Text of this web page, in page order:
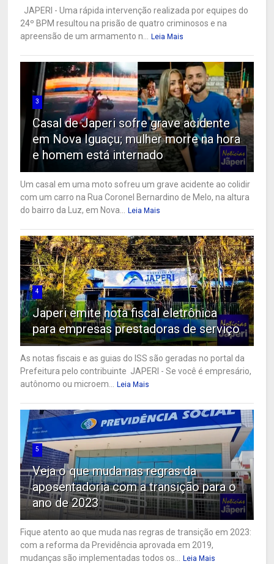
JAPERI - Uma rápida intervenção realizada por equipes do
24º BPM resultou na prisão de quatro criminosos e na
apreensão de um armamento n...
Leia Mais
3
Casal de Japeri sofre grave acidente
em Nova Iguaçu; mulher morre na hora
e homem está internado
Um casal em uma moto sofreu um grave acidente ao colidir
com um carro na Rua Coronel Bernardino de Melo, na altura
do bairro da Luz, em Nova...
Leia Mais
4
Japeri emite nota fiscal eletrônica
para empresas prestadoras de serviço
As notas fiscais e as guias do ISS são geradas no portal da
Prefeitura pelo contribuinte JAPERI - Se você é empresário,
autônomo ou microem...
Leia Mais
5
Veja o que muda nas regras da
aposentadoria com a transição para o
ano de 2023
Fique atento ao que muda nas regras de transição em 2023:
com a reforma da Previdência aprovada em 2019,
mudanças são implementadas todos os...
Leia Mais